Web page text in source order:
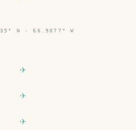
N · 66.9077° W